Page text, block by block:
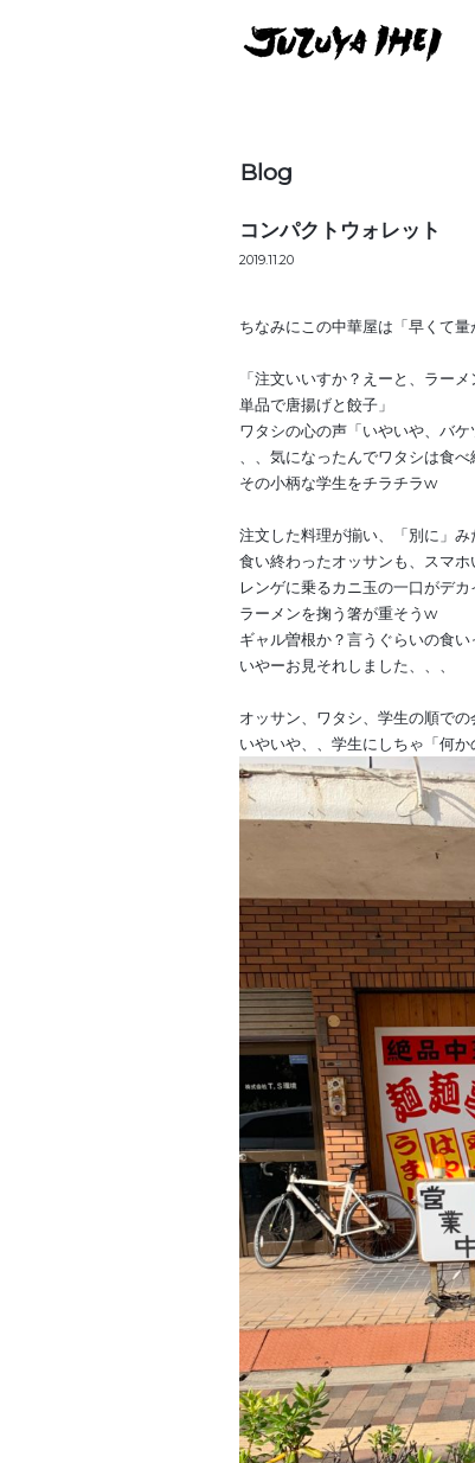
Blog
コンパクトウォレット
2019.11.20
ちなみにこの中華屋は「早くて量
「注文いいすか？えーと、ラー
単品で唐揚げと餃子」
ワタシの心の声「いやいや、バ
、、気になったんでワタシは食
その小柄な学生をチラチラw
注文した料理が揃い、「別に」み
食い終わったオッサンも、スマ
レンゲに乗るカニ玉の一口がデ
ラーメンを掬う箸が重そうw
ギャル曽根か？言うぐらいの食い
いやーお見それしました、、、
オッサン、ワタシ、学生の順での
いやいや、、学生にしちゃ「何